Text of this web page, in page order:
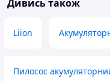
Дивись також
Liion
Пилосос